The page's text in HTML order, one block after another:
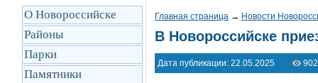
О Новороссийске
Районы
Парки
Памятники
Главная страница → Новости
В Новороссийске
Дата публикации: 22.05.2025